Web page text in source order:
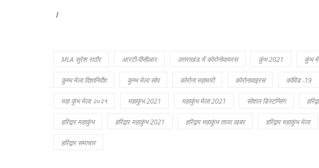
।
MLA सुरेश राठौर आरटी-पीसीआर उत्तराखंड में कोरोनोवायरस कुंभ 2021 कुंभ
कुम्भ मेला दिशानिर्देश कुम्भ मेला सोप कोरोना महामारी कोरोनावाइरस कोविड -19
महा कुंभ मेला २०२१ महाकुंभ 2021 महाकुंभ मेला 2021 सोशल डिस्टन्सिंग
हरिद्वार महाकुंभ हरिद्वार महाकुंभ 2021 हरिद्वार महाकुंभ ताजा खबर हरिद्वार महाकुंभ मेला
हरिद्वार समाचार